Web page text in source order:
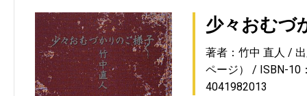
少々おむづ
著者：竹中 直人
ページ）
ISBN-10
4041982013